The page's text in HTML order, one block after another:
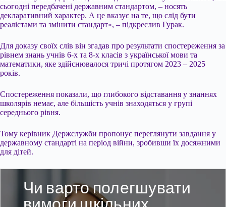
сьогодні передбачені державним стандартом, – носять
декларативний характер. А це вказує на те, що слід бути
реалістами та змінити стандарт», – підкреслив Гурак.
Для доказу своїх слів він згадав про результати спостереження за
рівнем знань учнів 6-х та 8-х класів з української мови та
математики, яке здійснювалося тричі протягом 2023 – 2025
років.
Спостереження показали, що глибокого відставання у знаннях
школярів немає, але більшість учнів знаходяться у групі
середнього рівня.
Тому керівник Держслужби пропонує переглянути завдання у
державному стандарті на період війни, зробивши їх досяжними
для дітей.